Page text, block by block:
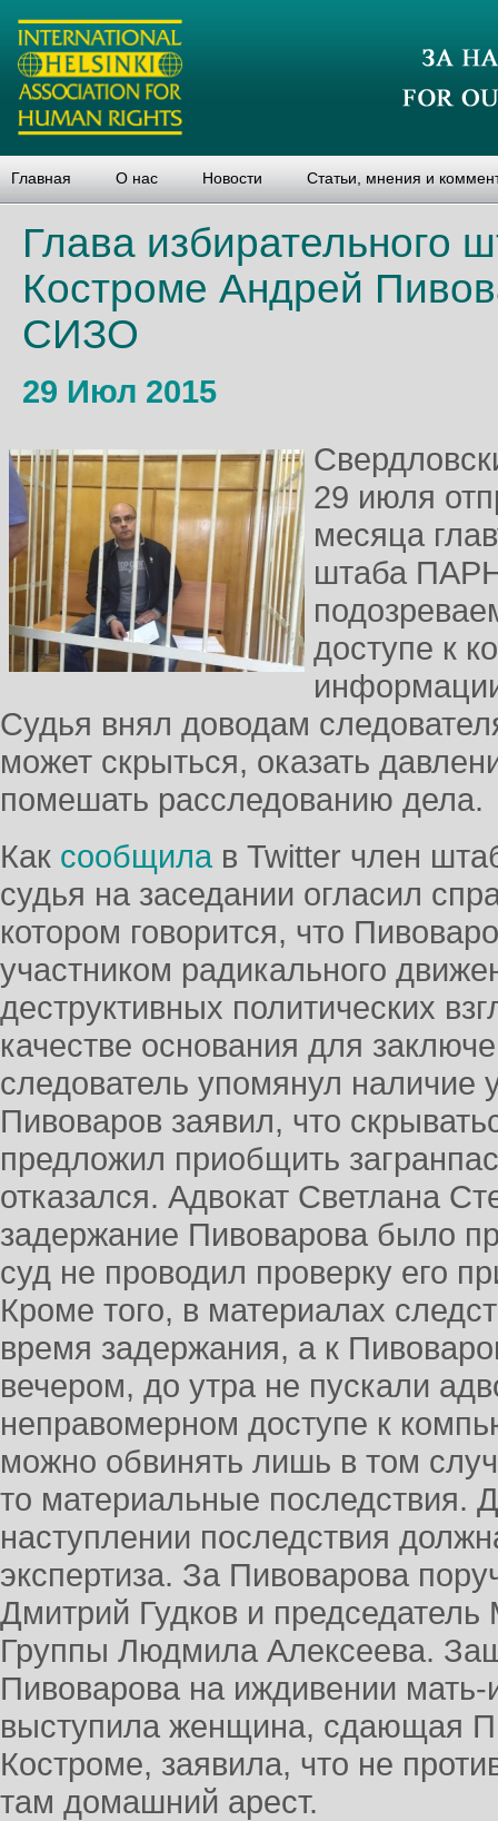
Главная О нас Новости Статьи, мнения и
Глава
Костроме Андрей
СИЗО
29 Июл 2015
29 июля
месяца
штаба
доступе к
Судья внял доводам
может скрыться, оказать
помешать расследованию дела.
Как сообщила в Twitter член
судья на заседании огласил
котором говорится, что
участником радикального
деструктивных политических
качестве основания для
следователь упомянул наличие
Пивоваров заявил, что
предложил приобщить
отказался. Адвокат Светлана
задержание Пивоварова было
суд не проводил проверку его
Кроме того, в материалах
время задержания, а к
вечером, до утра не пускали
неправомерном доступе к
можно обвинять лишь в том
то материальные последствия.
наступлении последствия
экспертиза. За Пивоварова
Дмитрий Гудков и председатель
Группы Людмила Алексеева.
Пивоварова на иждивении
выступила женщина, сдающая
Костроме, заявила, что не
там домашний арест.